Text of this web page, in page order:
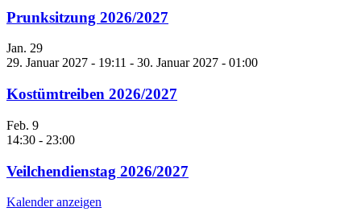
Prunksitzung 2026/2027
Jan. 29
29. Januar 2027 - 19:11 - 30. Januar 2027 - 01:00
Kostümtreiben 2026/2027
Feb. 9
14:30 - 23:00
Veilchendienstag 2026/2027
Kalender anzeigen